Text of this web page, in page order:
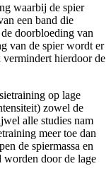
waarbij de spier
een band die
doorbloeding van
van de spier wordt er
vermindert hierdoor de
op lage
zowel de
alle studies nam
meer toe dan
de spiermassa en
worden door de lage